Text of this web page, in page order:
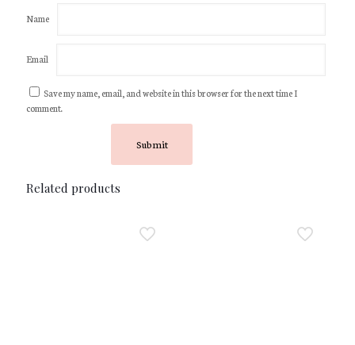
Name
Email
Save my name, email, and website in this browser for the next time I
comment.
Related products